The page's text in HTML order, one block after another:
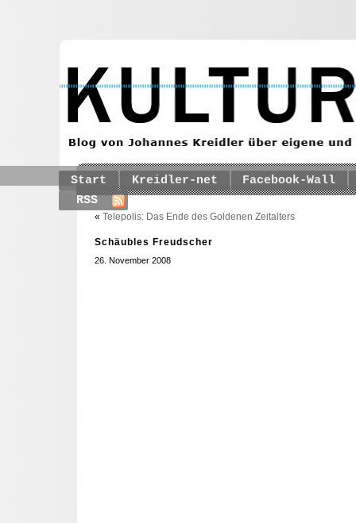
Start Kreidler-net
Facebook-Wall
RSS
« Telepolis: Das Ende des Goldenen Zeitalters
Schäubles Freudscher
26. November 2008